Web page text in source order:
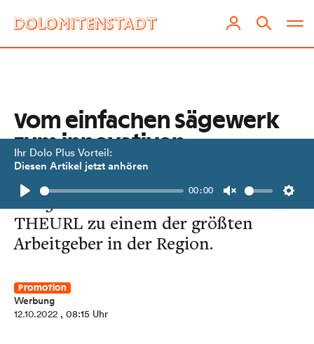
Ihr Dolo Plus Vorteil:
Diesen Artikel jetzt anhören
Play
00:00
Unmute
Vom einfachen Sägewerk
zum innovativen
Industriebetrieb
Mit 380 Mitarbeiter:innen zählt
THEURL zu einem der größten
Arbeitgeber in der Region.
Promotion
Werbung
12.10.2022 , 08:15 Uhr